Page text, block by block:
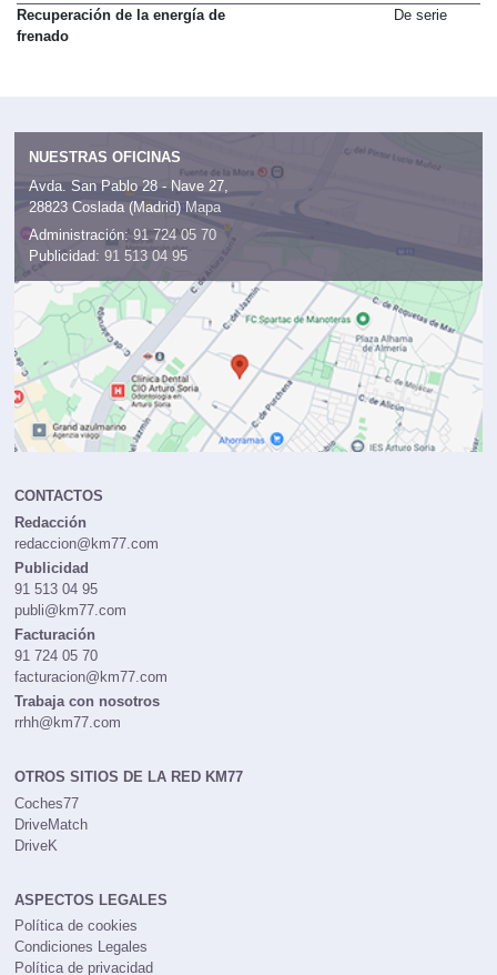
360° Plus
Recuperación de la energía de
NUESTRAS OFICINAS
Avda. San Pablo 28 - Nave 27,
28823 Coslada (Madrid)
Mapa
Administración:91 724 05 70
Publicidad:
CONTACTOS
Redacción
redaccion@km77.com
Publicidad
91 513 04 95
publi@km77.com
Facturación
91 724 05 70
facturacion@km77.com
Trabaja con nosotros
OTROS SITIOS DE LA RED KM77
Coches77
DriveMatch
ASPECTOS LEGALES
Política de cookies
Condiciones Legales